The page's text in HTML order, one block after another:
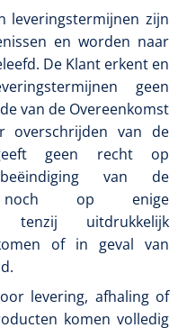
1572568
scherp scherp - 14,5 cm /
leveringstermijnen zijn
en worden naar
De Klant erkent en
geen
van de Overeenkomst
overschrijden van de
geen recht op
van de
noch op enige
tenzij uitdrukkelijk
of in geval van
levering, afhaling of
komen volledig